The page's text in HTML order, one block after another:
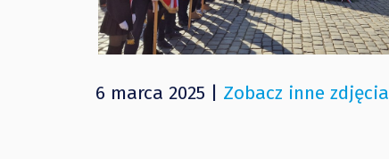
6 marca 2025 | Zobacz inne zdjęcia